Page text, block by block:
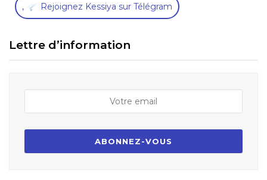
, Rejoignez Kessiya sur Télégram
Lettre d’information